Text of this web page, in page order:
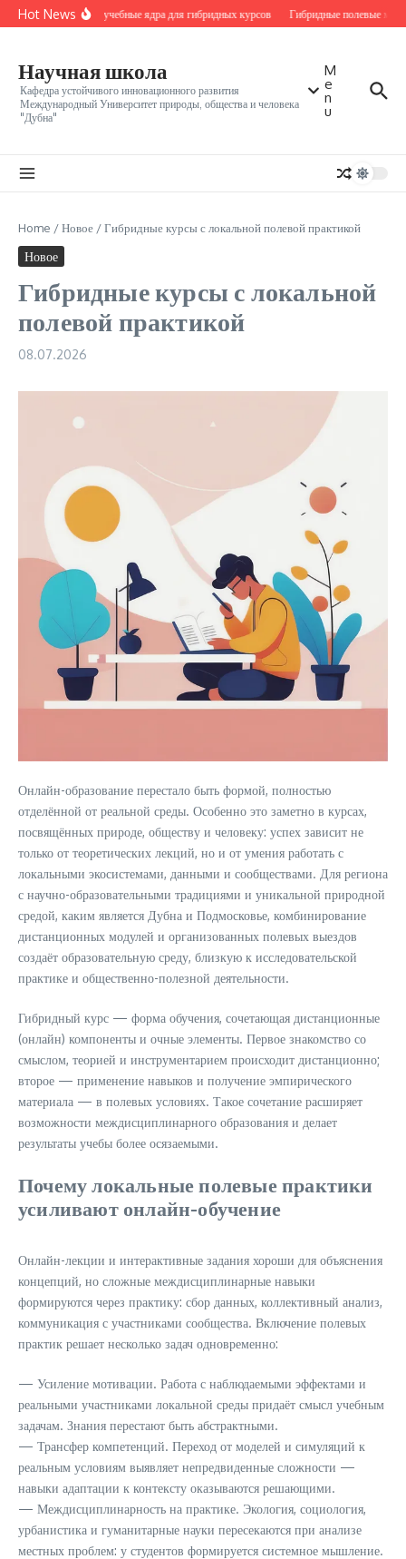
Перейти к содержанию
Hot NewsМестные учебные ядра для гибридных курсов Гибридные полевые
Научная школа
Кафедра устойчивого инновационного развития
Международный Университет природы, общества и человека
"Дубна"
M
e
n
u
Home /Новое /Гибридные курсы с локальной полевой практикой
Новое
Гибридные курсы с локальной
полевой практикой
08.07.2026
Онлайн-образование перестало быть формой, полностью
отделённой от реальной среды. Особенно это заметно в курсах,
посвящённых природе, обществу и человеку: успех зависит не
только от теоретических лекций, но и от умения работать с
локальными экосистемами, данными и сообществами. Для региона
с научно-образовательными традициями и уникальной природной
средой, каким является Дубна и Подмосковье, комбинирование
дистанционных модулей и организованных полевых выездов
создаёт образовательную среду, близкую к исследовательской
практике и общественно-полезной деятельности.
Гибридный курс — форма обучения, сочетающая дистанционные
(онлайн) компоненты и очные элементы. Первое знакомство со
смыслом, теорией и инструментарием происходит дистанционно;
второе — применение навыков и получение эмпирического
материала — в полевых условиях. Такое сочетание расширяет
возможности междисциплинарного образования и делает
результаты учебы более осязаемыми.
Почему локальные полевые практики
усиливают онлайн-обучение
Онлайн-лекции и интерактивные задания хороши для объяснения
концепций, но сложные междисциплинарные навыки
формируются через практику: сбор данных, коллективный анализ,
коммуникация с участниками сообщества. Включение полевых
практик решает несколько задач одновременно:
— Усиление мотивации. Работа с наблюдаемыми эффектами и
реальными участниками локальной среды придаёт смысл учебным
задачам. Знания перестают быть абстрактными.
— Трансфер компетенций. Переход от моделей и симуляций к
реальным условиям выявляет непредвиденные сложности —
навыки адаптации к контексту оказываются решающими.
— Междисциплинарность на практике. Экология, социология,
урбанистика и гуманитарные науки пересекаются при анализе
местных проблем: у студентов формируется системное мышление.